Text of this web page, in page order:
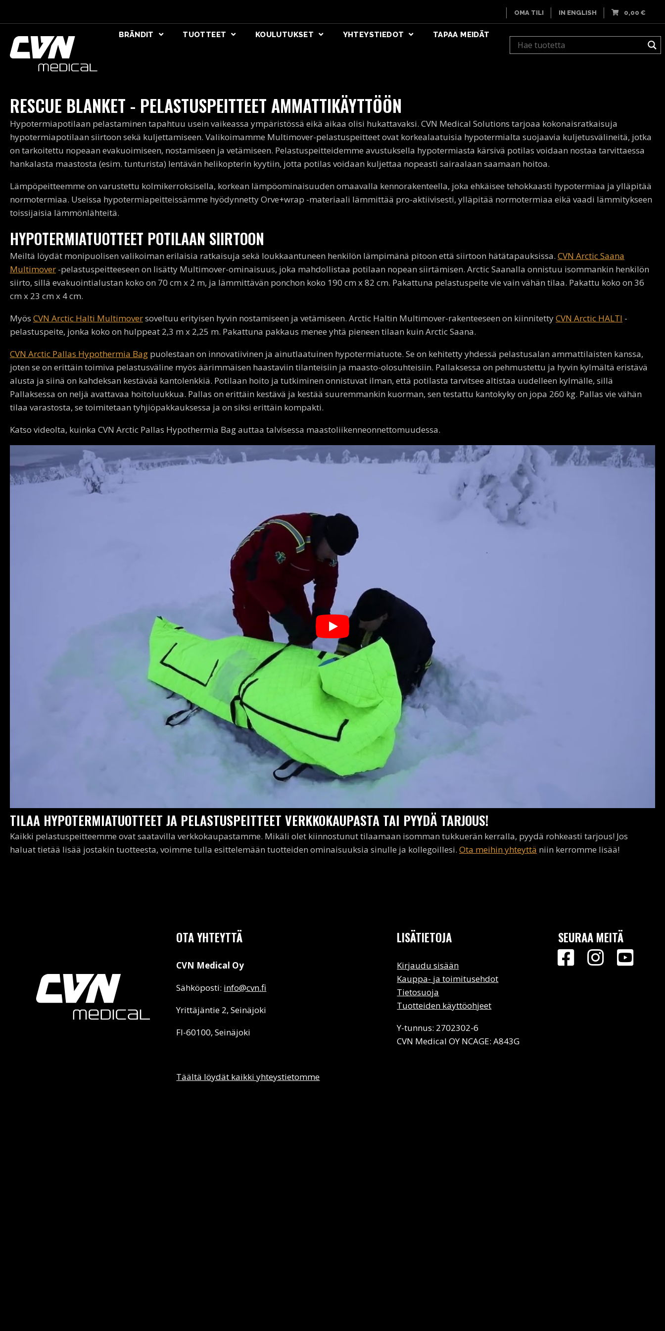
OMA TILI IN ENGLISH 0,00 €
BRÄNDIT TUOTTEET KOULUTUKSET YHTEYSTIEDOT TAPAA MEIDÄT
RESCUE BLANKET - PELASTUSPEITTEET AMMATTIKÄYTTÖÖN
Hypotermiapotilaan pelastaminen tapahtuu usein vaikeassa ympäristössä eikä aikaa olisi hukattavaksi. CVN Medical Solutions tarjoaa kokonaisratkaisuja
hypotermiapotilaan siirtoon sekä kuljettamiseen. Valikoimamme Multimover-pelastuspeitteet ovat korkealaatuisia hypotermialta suojaavia kuljetusvälineitä, jotka
on tarkoitettu nopeaan evakuoimiseen, nostamiseen ja vetämiseen. Pelastuspeitteidemme avustuksella hypotermiasta kärsivä potilas voidaan nostaa tarvittaessa
hankalasta maastosta (esim. tunturista) lentävän helikopterin kyytiin, jotta potilas voidaan kuljettaa nopeasti sairaalaan saamaan hoitoa.
Lämpöpeitteemme on varustettu kolmikerroksisella, korkean lämpöominaisuuden omaavalla kennorakenteella, joka ehkäisee tehokkaasti hypotermiaa ja ylläpitää
normotermiaa. Useissa hypotermiapeitteissämme hyödynnetty Orve+wrap -materiaali lämmittää pro-aktiivisesti, ylläpitää normotermiaa eikä vaadi lämmitykseen
toissijaisia lämmönlähteitä.
HYPOTERMIATUOTTEET POTILAAN SIIRTOON
Meiltä löydät monipuolisen valikoiman erilaisia ratkaisuja sekä loukkaantuneen henkilön lämpimänä pitoon että siirtoon hätätapauksissa. CVN Arctic Saana
Multimover -pelastuspeitteeseen on lisätty Multimover-ominaisuus, joka mahdollistaa potilaan nopean siirtämisen. Arctic Saanalla onnistuu isommankin henkilön
siirto, sillä evakuointialustan koko on 70 cm x 2 m, ja lämmittävän ponchon koko 190 cm x 82 cm. Pakattuna pelastuspeite vie vain vähän tilaa. Pakattu koko on 36
cm x 23 cm x 4 cm.
Myös CVN Arctic Halti Multimoversoveltuu erityisen hyvin nostamiseen ja vetämiseen. Arctic Haltin Multimover-rakenteeseen on kiinnitettyCVN Arctic HALTI -
pelastuspeite, jonka koko on hulppeat 2,3 m x 2,25 m. Pakattuna pakkaus menee yhtä pieneen tilaan kuin Arctic Saana.
CVN Arctic Pallas Hypothermia Bag puolestaan on innovatiivinen ja ainutlaatuinen hypotermiatuote. Se on kehitetty yhdessä pelastusalan ammattilaisten kanssa,
joten se on erittäin toimiva pelastusväline myös äärimmäisen haastaviin tilanteisiin ja maasto-olosuhteisiin. Pallaksessa on pehmustettu ja hyvin kylmältä eristävä
alusta ja siinä on kahdeksan kestävää kantolenkkiä. Potilaan hoito ja tutkiminen onnistuvat ilman, että potilasta tarvitsee altistaa uudelleen kylmälle, sillä
Pallaksessa on neljä avattavaa hoitoluukkua. Pallas on erittäin kestävä ja kestää suuremmankin kuorman, sen testattu kantokyky on jopa 260 kg. Pallas vie vähän
tilaa varastosta, se toimitetaan tyhjiöpakkauksessa ja on siksi erittäin kompakti.
Katso videolta, kuinka CVN Arctic Pallas Hypothermia Bag auttaa talvisessa maastoliikenneonnettomuudessa.
TILAA HYPOTERMIATUOTTEET JA PELASTUSPEITTEET VERKKOKAUPASTA TAI PYYDÄ TARJOUS!
Kaikki pelastuspeitteemme ovat saatavilla verkkokaupastamme. Mikäli olet kiinnostunut tilaamaan isomman tukkuerän kerralla, pyydä rohkeasti tarjous! Jos
haluat tietää lisää jostakin tuotteesta, voimme tulla esittelemään tuotteiden ominaisuuksia sinulle ja kollegoillesi. Ota meihin yhteyttä niin kerromme lisää!
OTA YHTEYTTÄ
CVN Medical Oy
Sähköposti: info@cvn.fi
Yrittäjäntie 2, Seinäjoki
FI-60100, Seinäjoki
Täältä löydät kaikki yhteystietomme
LISÄTIETOJA
Kirjaudu sisään
Kauppa- ja toimitusehdot
Tietosuoja
Tuotteiden käyttöohjeet
Y-tunnus: 2702302-6
CVN Medical OY NCAGE: A843G
SEURAA MEITÄ